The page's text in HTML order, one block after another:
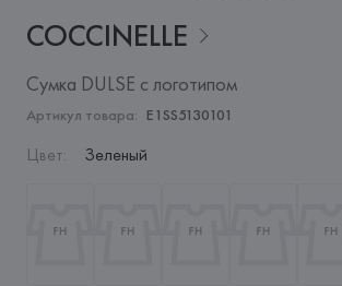
COCCINELLE
Сумка DULSE с логотипом
Артикул товара: E1SS5130101
Цвет: Зеленый